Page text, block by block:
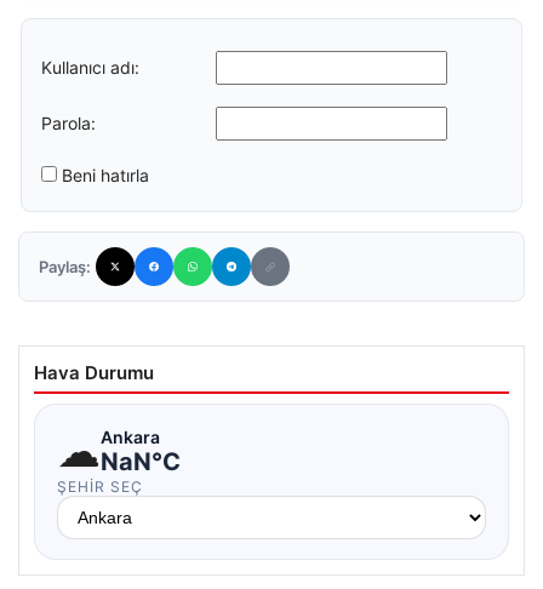
Kullanıcı adı:
Parola:
Beni hatırla
Paylaş:
Hava Durumu
☁Ankara
NaN°C
ŞEHIR SEÇ